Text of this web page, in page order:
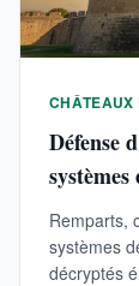
CHÂTEAUX
Défense
Remparts,
systèmes
décryptés